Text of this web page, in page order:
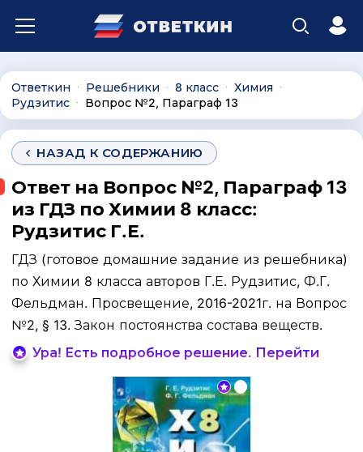
Ответкин ∙ Решебники ∙ 8 класс ∙ Химия ∙
Рудзитис ∙ Вопрос №2, Параграф 13
НАЗАД К СОДЕРЖАНИЮ
Ответ на Вопрос №2, Параграф 13
из ГДЗ по Химии 8 класс:
Рудзитис Г.Е.
ГДЗ (готовое домашние задание из решебника)
по Химии 8 класса авторов Г.Е. Рудзитис, Ф.Г.
Фельдман. Просвещение, 2016-2021г. на Вопрос
№2, § 13. Закон постоянства состава веществ.
Ура! Есть подробное решение. Перейти